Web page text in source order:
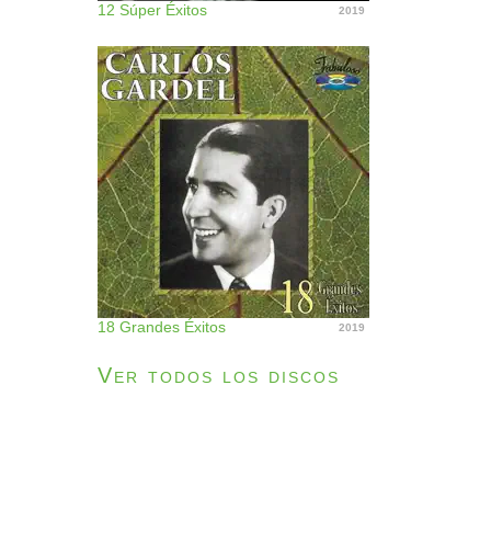
12 Súper Éxitos 2019
18 Grandes Éxitos 2019
Ver todos los discos